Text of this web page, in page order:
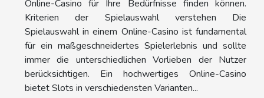
Online-Casino für Ihre Bedürfnisse finden können.
Kriterien der Spielauswahl verstehen Die
Spielauswahl in einem Online-Casino ist fundamental
für ein maßgeschneidertes Spielerlebnis und sollte
immer die unterschiedlichen Vorlieben der Nutzer
berücksichtigen. Ein hochwertiges Online-Casino
bietet Slots in verschiedensten Varianten...